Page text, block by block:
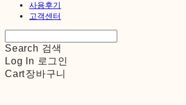
사용후기
고객센터
Search 검색
Log In 로그인
Cart장바구니